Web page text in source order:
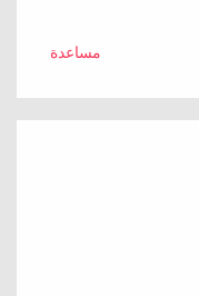
مساعدة